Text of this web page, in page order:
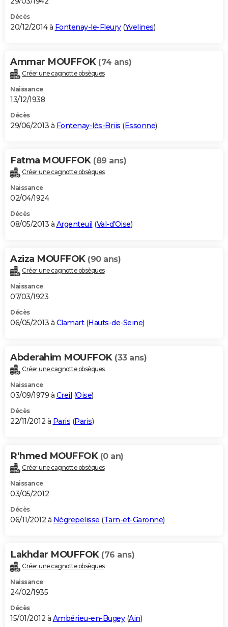
Décès
20/12/2014 à Fontenay-le-Fleury(Yvelines)
Ammar MOUFFOK (74 ans)
Créer une cagnotte obsèques
Naissance
13/12/1938
Décès
29/06/2013 à Fontenay-lès-Briis (Essonne)
Fatma MOUFFOK (89 ans)
Créer une cagnotte obsèques
Naissance
02/04/1924
Décès
08/05/2013 à Argenteuil (Val-d'Oise)
Aziza MOUFFOK (90 ans)
Créer une cagnotte obsèques
Naissance
07/03/1923
Décès
06/05/2013 à Clamart(Hauts-de-Seine)
Abderahim MOUFFOK (33 ans)
Créer une cagnotte obsèques
Naissance
03/09/1979 à Creil (Oise)
Décès
22/11/2012 à Paris (Paris)
R'hmed MOUFFOK (0 an)
Créer une cagnotte obsèques
Naissance
03/05/2012
Décès
06/11/2012 à Nègrepelisse (Tarn-et-Garonne)
Lakhdar MOUFFOK (76 ans)
Créer une cagnotte obsèques
Naissance
24/02/1935
Décès
15/01/2012 à Ambérieu-en-Bugey(Ain)